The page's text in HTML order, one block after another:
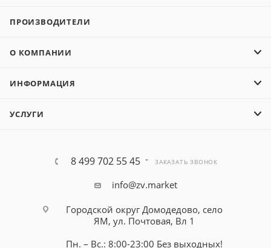
ПРОИЗВОДИТЕЛИ
О КОМПАНИИ
ИНФОРМАЦИЯ
УСЛУГИ
8 499 702 55 45 ЗАКАЗАТЬ ЗВОНОК
info@zv.market
Городской округ Домодедово, село
ЯМ, ул. Почтовая, Вл 1
Пн. – Вс.: 8:00-23:00 Без выходных!